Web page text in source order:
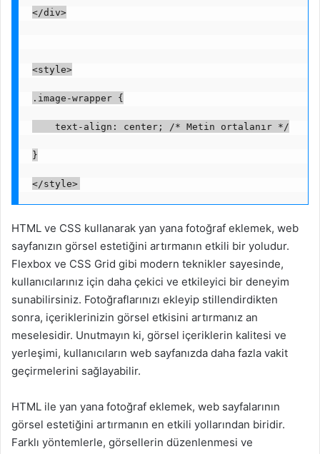
</div>
<style>
.image-wrapper {
    text-align: center; /* Metin ortalanır */
}
</style>
HTML ve CSS kullanarak yan yana fotoğraf eklemek, web
sayfanızın görsel estetiğini artırmanın etkili bir yoludur.
Flexbox ve CSS Grid gibi modern teknikler sayesinde,
kullanıcılarınız için daha çekici ve etkileyici bir deneyim
sunabilirsiniz. Fotoğraflarınızı ekleyip stillendirdikten
sonra, içeriklerinizin görsel etkisini artırmanız an
meselesidir. Unutmayın ki, görsel içeriklerin kalitesi ve
yerleşimi, kullanıcıların web sayfanızda daha fazla vakit
geçirmelerini sağlayabilir.
HTML ile yan yana fotoğraf eklemek, web sayfalarının
görsel estetiğini artırmanın en etkili yollarından biridir.
Farklı yöntemlerle, görsellerin düzenlenmesi ve